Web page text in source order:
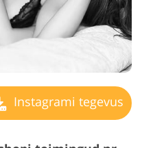
Instagrami tegevus